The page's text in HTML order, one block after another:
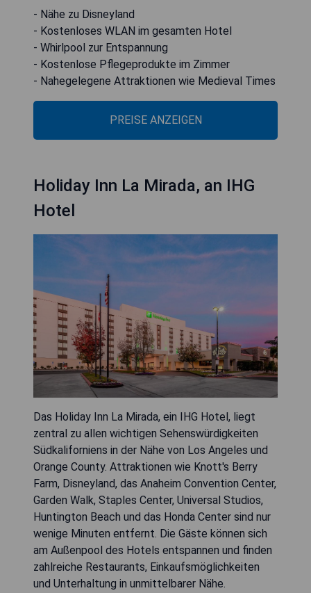
- Nähe zu Disneyland
- Kostenloses WLAN im gesamten Hotel
- Whirlpool zur Entspannung
- Kostenlose Pflegeprodukte im Zimmer
- Nahegelegene Attraktionen wie Medieval Times
PREISE ANZEIGEN
Holiday Inn La Mirada, an IHG
Hotel
Das Holiday Inn La Mirada, ein IHG Hotel, liegt
zentral zu allen wichtigen Sehenswürdigkeiten
Südkaliforniens in der Nähe von Los Angeles und
Orange County. Attraktionen wie Knott's Berry
Farm, Disneyland, das Anaheim Convention Center,
Garden Walk, Staples Center, Universal Studios,
Huntington Beach und das Honda Center sind nur
wenige Minuten entfernt. Die Gäste können sich
am Außenpool des Hotels entspannen und finden
zahlreiche Restaurants, Einkaufsmöglichkeiten
und Unterhaltung in unmittelbarer Nähe.